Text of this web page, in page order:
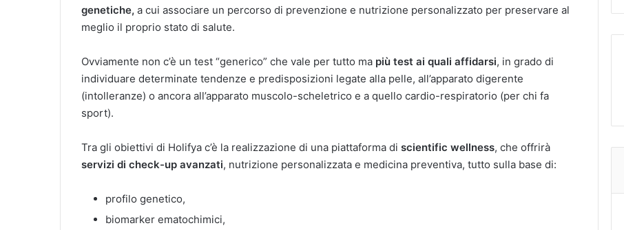
genetiche, a cui associare un percorso di prevenzione e nutrizione personalizzato per preservare al
meglio il proprio stato di salute.
Ovviamente non c’è un test “generico” che vale per tutto ma più test ai quali affidarsi, in grado di
individuare determinate tendenze e predisposizioni legate alla pelle, all’apparato digerente
(intolleranze) o ancora all’apparato muscolo-scheletrico e a quello cardio-respiratorio (per chi fa
sport).
Tra gli obiettivi di Holifya c’è la realizzazione di una piattaforma di scientific wellness, che offrirà
servizi di check-up avanzati, nutrizione personalizzata e medicina preventiva, tutto sulla base di:
profilo genetico,
biomarker ematochimici,